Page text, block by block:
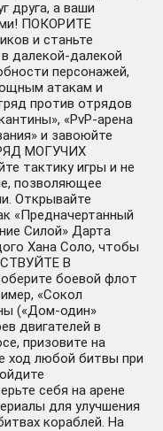
друга, а ваши
ПОКОРИТЕ
и станьте
далекой-далекой
персонажей,
атакам и
против отрядов
«PvP-арена
и завоюйте
МОГУЧИХ
тактику игры и не
позволяющее
Открывайте
«Предначертанный
Силой» Дарта
Хана Соло, чтобы
В
боевой флот
«Сокол
(«Дом-один»
двигателей в
призовите на
ход любой битвы при
себя на арене
для улучшения
кораблей. На